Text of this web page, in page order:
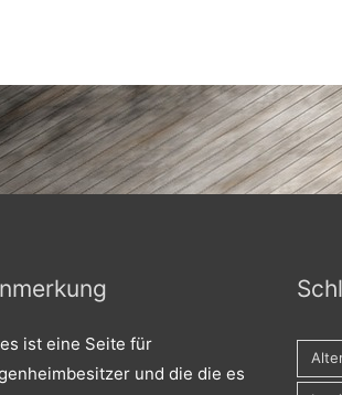
als
nur
ein
Garten
ist eine Seite für
und die die es